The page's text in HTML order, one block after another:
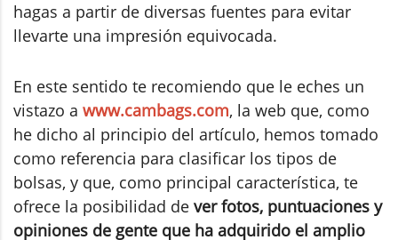
hagas a partir de diversas fuentes para evitar
llevarte una impresión equivocada.
En este sentido te recomiendo que le eches un
vistazo a www.cambags.com, la web que, como
he dicho al principio del artículo, hemos tomado
como referencia para clasificar los tipos de
bolsas, y que, como principal característica, te
ofrece la posibilidad de ver fotos, puntuaciones y
opiniones de gente que ha adquirido el amplio